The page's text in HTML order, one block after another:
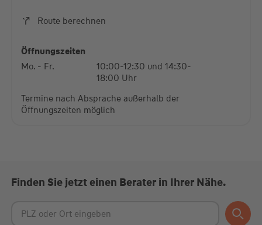
Route berechnen
Öffnungszeiten
Mo. - Fr.
10:00-12:30 und 14:30-
18:00 Uhr
Termine nach Absprache außerhalb der
Öffnungszeiten möglich
Finden Sie jetzt einen Berater in Ihrer Nähe.